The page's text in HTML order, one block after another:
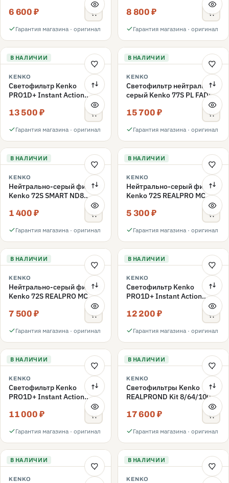
6 600 ₽
Гарантия магазина · оригинал
8 800 ₽
Гарантия магазина · оригинал
В НАЛИЧИИ
KENKO
Светофильтр Kenko
PRO1D+ Instant Action
Variable NDX3-450+C-PL
переменной плотности
13 500 ₽
Гарантия магазина · оригинал
В НАЛИЧИИ
KENKO
Светофильтр нейтрально-
серый Kenko 77S PL FADER
с переменной плотностью
ND3-ND400 77mm
15 700 ₽
Гарантия магазина · оригинал
В НАЛИЧИИ
KENKO
Нейтрально-серый фильтр
Kenko 72S SMART ND8
1 400 ₽
Гарантия магазина · оригинал
В НАЛИЧИИ
KENKO
Нейтрально-серый фильтр
Kenko 72S REALPRO MC
5 300 ₽
Гарантия магазина · оригинал
В НАЛИЧИИ
KENKO
Нейтрально-серый фильтр
Kenko 72S REALPRO MC
7 500 ₽
Гарантия магазина · оригинал
В НАЛИЧИИ
KENKO
Светофильтр Kenko
PRO1D+ Instant Action
Variable NDX3-450+C-PLS
переменной плотности
12 200 ₽
Гарантия магазина · оригинал
В НАЛИЧИИ
KENKO
Светофильтр Kenko
PRO1D+ Instant Action
Variable NDX3-450+C-PL
переменной плотности
11 000 ₽
Гарантия магазина · оригинал
В НАЛИЧИИ
KENKO
Светофильтры Kenko
REALPROND Kit 8/64/1000
17 600 ₽
Гарантия магазина · оригинал
В НАЛИЧИИ
KENKO
В НАЛИЧИИ
KENKO